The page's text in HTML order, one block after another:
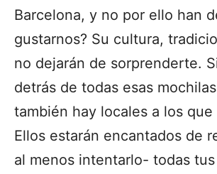
Barcelona, y no por ello han
gustarnos? Su cultura,
no dejarán de sorprenderte.
detrás de todas esas
también hay locales a los
Ellos estarán encantados de
al menos intentarlo- todas